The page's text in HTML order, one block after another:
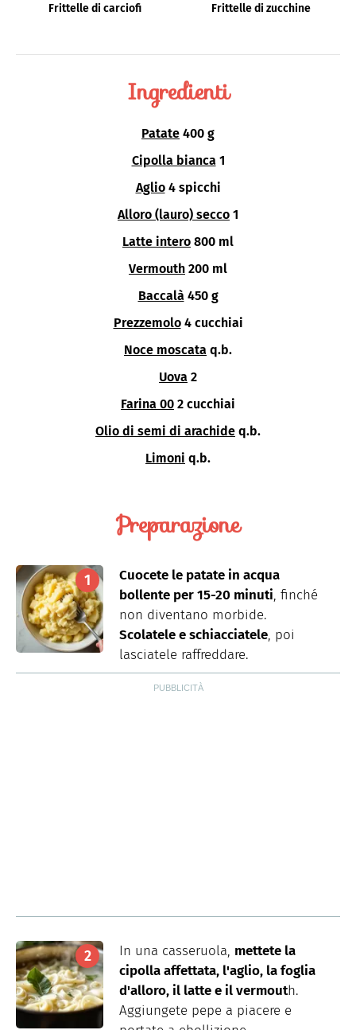
Frittelle di carciofi Frittelle di zucchine
Ingredienti
Patate 400 g
Cipolla bianca 1
Aglio 4 spicchi
Alloro (lauro) secco 1
Latte intero 800 ml
Vermouth 200 ml
Baccalà 450 g
Prezzemolo 4 cucchiai
Noce moscata q.b.
Uova 2
Farina 00 2 cucchiai
Olio di semi di arachide q.b.
Limoni q.b.
Preparazione
Cuocete le patate in acqua
bollente per 15-20 minuti, finché
non diventano morbide.
Scolatele e schiacciatele, poi
lasciatele raffreddare.
In una casseruola, mettete la
cipolla affettata, l'aglio, la foglia
d'alloro, il latte e il vermouth.
Aggiungete pepe a piacere e